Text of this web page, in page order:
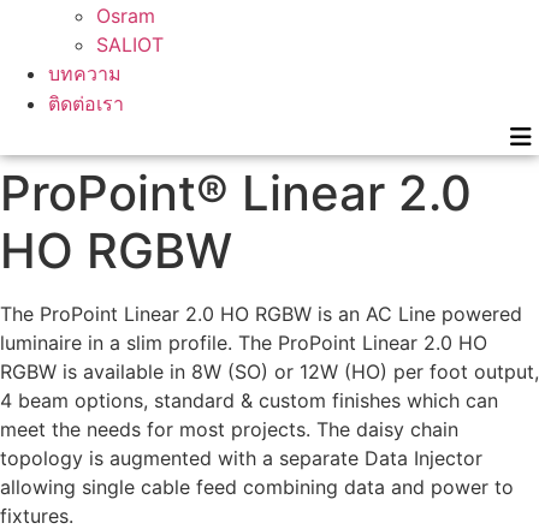
Osram
SALIOT
บทความ
ติดต่อเรา
ProPoint® Linear 2.0
HO RGBW
The ProPoint Linear 2.0 HO RGBW is an AC Line powered
luminaire in a slim profile. The ProPoint Linear 2.0 HO
RGBW is available in 8W (SO) or 12W (HO) per foot output,
4 beam options, standard & custom finishes which can
meet the needs for most projects. The daisy chain
topology is augmented with a separate Data Injector
allowing single cable feed combining data and power to
fixtures.